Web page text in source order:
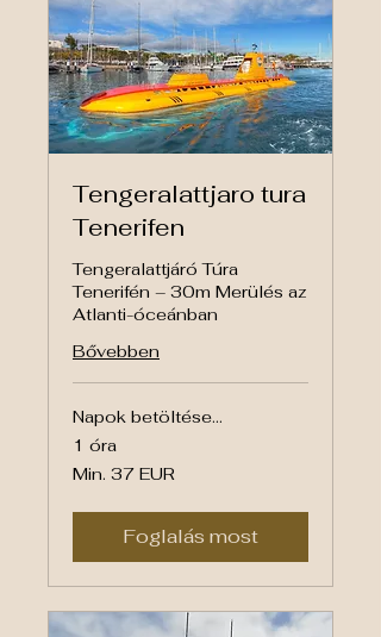
Tengeralattjaro tura
Tenerifen
Tengeralattjáró Túra
Tenerifén – 30m Merülés az
Atlanti-óceánban
Bővebben
Napok betöltése...
1 óra
Min.
37
Min. 37 EUR
Foglalás most